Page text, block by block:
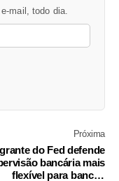
mail, todo dia.
Próxima
do Fed defende
bancária mais
flexível para bancos